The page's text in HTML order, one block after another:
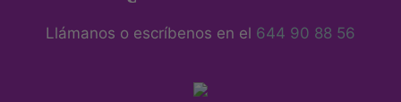
Llámanos o escríbenos en el 644 90 88 56